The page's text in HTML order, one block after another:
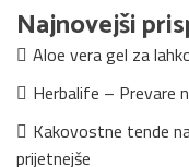
Najnovejši
Aloe vera gel za
Herbalife – Prevare
Kakovostne tende
prijetnejše